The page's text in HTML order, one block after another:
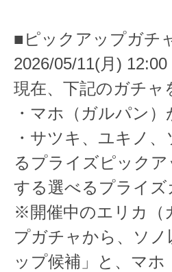
■ピックアップガチ
2026/05/11(月)
現在、下記のガチャ
・マホ（ガルパン
・サツキ、ユキノ
るプライズピック
する選べるプライズ
※開催中のエリカ（
プガチャから、ソ
ップ候補」と、マ